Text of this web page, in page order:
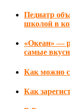
Педиатр
школой в
«Океан» —
самые
Как можно
Как